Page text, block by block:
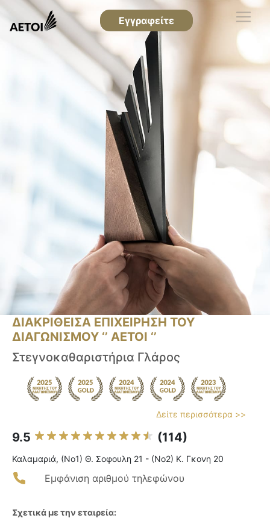
Εγγραφείτε
ΔΙΑΚΡΙΘΕΙΣΑ ΕΠΙΧΕΙΡΗΣΗ ΤΟΥ
ΔΙΑΓΩΝΙΣΜΟΥ ‘’ ΑΕΤΟΙ ‘’
Στεγνοκαθαριστήρια Γλάρος
Δείτε περισσότερα >>
9.5 (114)
Καλαμαριά, (Νο1) Θ. Σοφουλη 21 - (Νο2) Κ. Γκονη 20
Εμφάνιση αριθμού τηλεφώνου
Σχετικά με την εταιρεία: